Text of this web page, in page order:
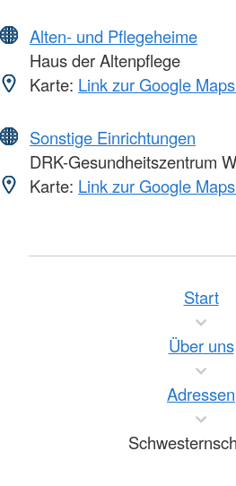
Alten- und Pflegeheime
Haus der Altenpflege
Karte: Link zur Google
Sonstige Einrichtungen
DRK-Gesundheitszentrum
Karte: Link zur Google
Start
Über uns
Adressen